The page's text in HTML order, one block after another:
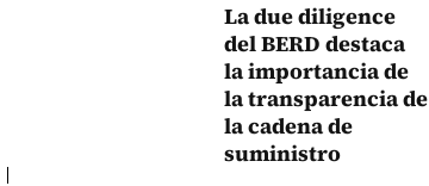
La due diligence
del BERD destaca
la importancia de
la transparencia de
la cadena de
suministro